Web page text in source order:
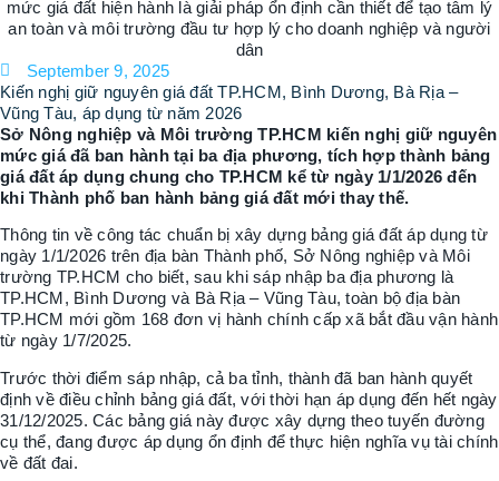
September 9, 2025
Kiến nghị giữ nguyên giá đất TP.HCM, Bình Dương, Bà Rịa –
Vũng Tàu, áp dụng từ năm 2026
Sở Nông nghiệp và Môi trường TP.HCM kiến nghị giữ nguyên
mức giá đã ban hành tại ba địa phương, tích hợp thành bảng
giá đất áp dụng chung cho TP.HCM kể từ ngày 1/1/2026 đến
khi Thành phố ban hành bảng giá đất mới thay thế.
Thông tin về công tác chuẩn bị xây dựng bảng giá đất áp dụng từ
ngày 1/1/2026 trên địa bàn Thành phố, Sở Nông nghiệp và Môi
trường TP.HCM cho biết, sau khi sáp nhập ba địa phương là
TP.HCM, Bình Dương và Bà Rịa – Vũng Tàu, toàn bộ địa bàn
TP.HCM mới gồm 168 đơn vị hành chính cấp xã bắt đầu vận hành
từ ngày 1/7/2025.
Trước thời điểm sáp nhập, cả ba tỉnh, thành đã ban hành quyết
định về điều chỉnh bảng giá đất, với thời hạn áp dụng đến hết ngày
31/12/2025. Các bảng giá này được xây dựng theo tuyến đường
cụ thể, đang được áp dụng ổn định để thực hiện nghĩa vụ tài chính
về đất đai.